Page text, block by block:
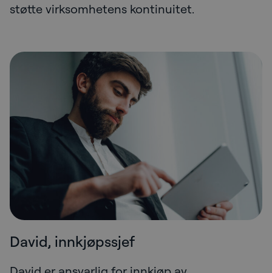
støtte virksomhetens kontinuitet.
David, innkjøpssjef